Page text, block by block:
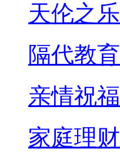
天伦之乐
隔代教育
亲情祝福
家庭理财